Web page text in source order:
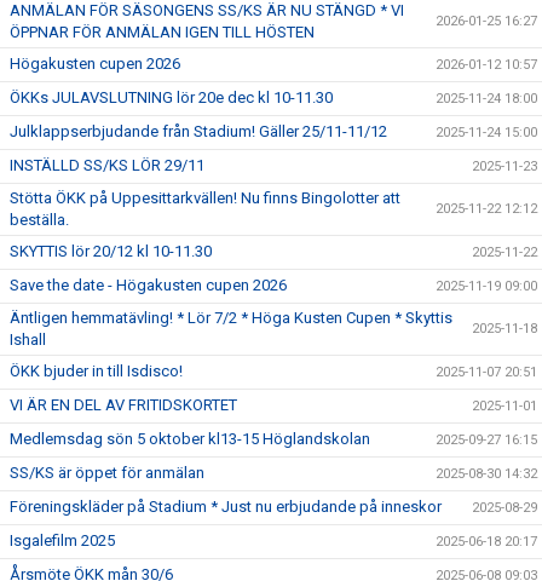
ANMÄLAN FÖR SÄSONGENS SS/KS ÄR NU STÄNGD * VI
ÖPPNAR FÖR ANMÄLAN IGEN TILL HÖSTEN
2026-01-25 16:27
Högakusten cupen 2026 2026-01-12 10:57
ÖKKs JULAVSLUTNING lör 20e dec kl 10-11.30 2025-11-24 18:00
Julklappserbjudande från Stadium! Gäller 25/11-11/12 2025-11-24 15:00
INSTÄLLD SS/KS LÖR 29/11 2025-11-23
Stötta ÖKK på Uppesittarkvällen! Nu finns Bingolotter att
beställa.
2025-11-22 12:12
SKYTTIS lör 20/12 kl 10-11.30 2025-11-22
Save the date - Högakusten cupen 2026 2025-11-19 09:00
Äntligen hemmatävling! * Lör 7/2 * Höga Kusten Cupen * Skyttis
Ishall
2025-11-18
ÖKK bjuder in till Isdisco! 2025-11-07 20:51
VI ÄR EN DEL AV FRITIDSKORTET 2025-11-01
Medlemsdag sön 5 oktober kl13-15 Höglandskolan 2025-09-27 16:15
SS/KS är öppet för anmälan 2025-08-30 14:32
Föreningskläder på Stadium * Just nu erbjudande på inneskor 2025-08-29
Isgalefilm 2025 2025-06-18 20:17
Årsmöte ÖKK mån 30/6 2025-06-08 09:03